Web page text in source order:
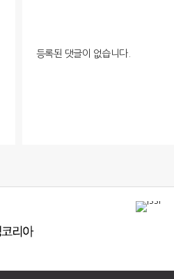
등록된 댓글이 없습니다.